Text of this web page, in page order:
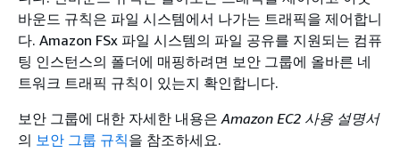
바운드 규칙은 파일 시스템에서 나가는 트래픽을 제어합니
다. Amazon FSx 파일 시스템의 파일 공유를 지원되는 컴퓨
팅 인스턴스의 폴더에 매핑하려면 보안 그룹에 올바른 네
트워크 트래픽 규칙이 있는지 확인합니다.
보안 그룹에 대한 자세한 내용은 Amazon EC2 사용 설명서
의 보안 그룹 규칙을 참조하세요.